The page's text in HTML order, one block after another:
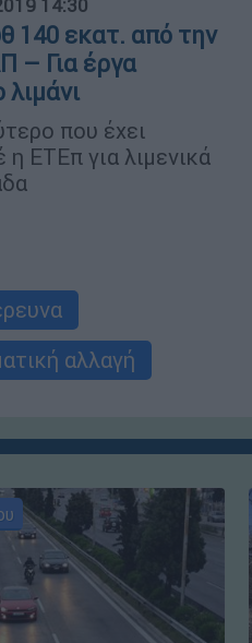
14:30
140 εκατ. από την
– Για έργα
που έχει
η ΕΤΕπ για λιμενικά
αλλαγή